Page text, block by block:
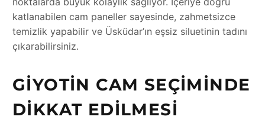
katlanabilen cam paneller sayesinde, zahmetsizce
temizlik yapabilir ve Üsküdar’ın eşsiz siluetinin tadını
çıkarabilirsiniz.
GIYOTIN CAM SEÇIMINDE
DIKKAT EDILMESI